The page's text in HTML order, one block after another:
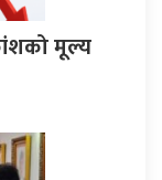
मूल्य